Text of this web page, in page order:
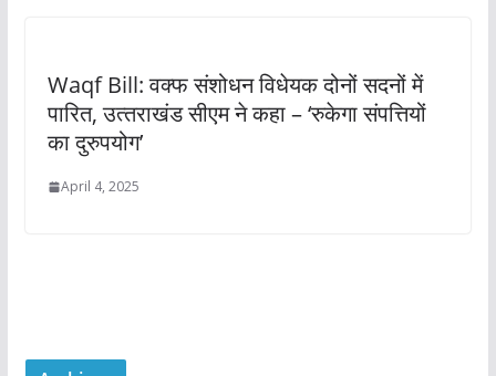
Waqf Bill: वक्‍फ संशोधन विधेयक दोनों सदनों में
पारित, उत्‍तराखंड सीएम ने कहा – ‘रुकेगा संपत्तियों
का दुरुपयोग’
April 4, 2025